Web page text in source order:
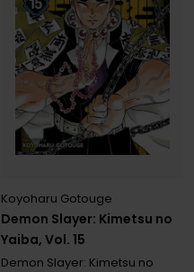
Demon Slayer: Kimetsu no
Yaiba, Vol. 15
Koyoharu Gotouge
Demon Slayer: Kimetsu no